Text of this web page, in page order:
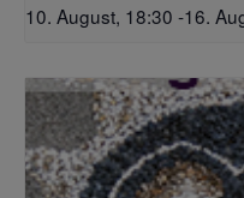
10. August, 18:30 -16.